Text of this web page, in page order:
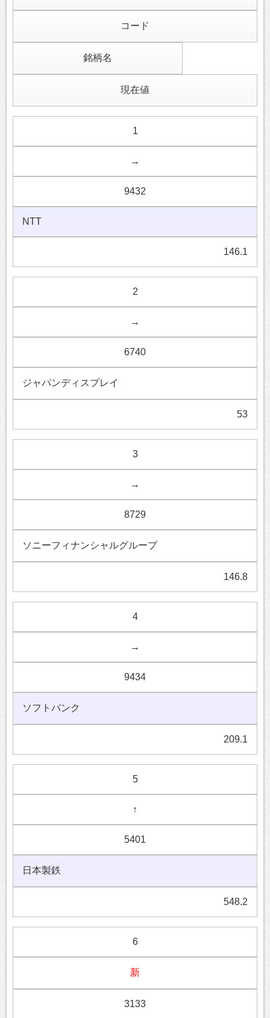
コード
銘柄名
現在値
1
→
9432
NTT
146.1
2
→
6740
ジャパンディスプレイ
53
3
→
8729
ソニーフィナンシャルグループ
146.8
4
→
9434
ソフトバンク
209.1
5
↑
5401
日本製鉄
548.2
6
新
3133